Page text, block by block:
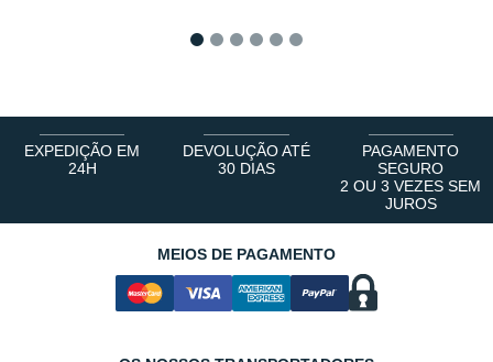
EXPEDIÇÃO EM
24H
DEVOLUÇÃO ATÉ
30 DIAS
PAGAMENTO
SEGURO
2 OU 3 VEZES SEM
JUROS
MEIOS DE PAGAMENTO